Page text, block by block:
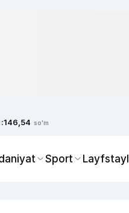
146,54 so'm
Sport Layfstayl